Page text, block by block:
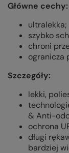
Główne cechy:
ultralekka;
szybko
chroni
ogranicza
Szczegóły:
lekki,
& Anti-
ochrona
długi
bardziej